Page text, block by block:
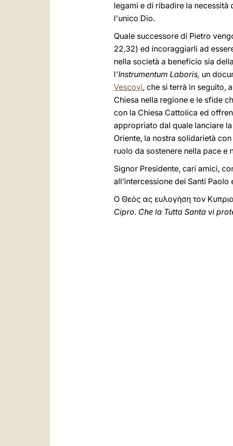
legami e di ribadire la
l'unico Dio.
Quale successore di Pietro
22,32) ed incoraggiarli ad
nella società a beneficio sia
l’Instrumentum Laboris, un
Vescovi, che si terrà in seguito,
Chiesa nella regione e le sfide
con la Chiesa Cattolica ed
appropriato dal quale lanciare
Oriente, la nostra solidarietà
ruolo da sostenere nella pace
Signor Presidente, cari amici,
all’intercessione dei Santi Paolo
Ο Θεός ας ευλογήση τον
Cipro. Che la Tutta Santa vi